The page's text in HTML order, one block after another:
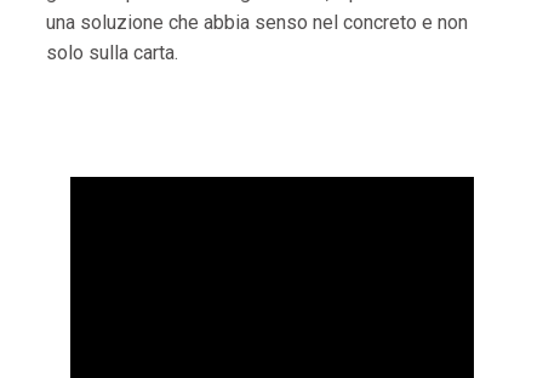
una soluzione che abbia senso nel concreto e non
solo sulla carta.